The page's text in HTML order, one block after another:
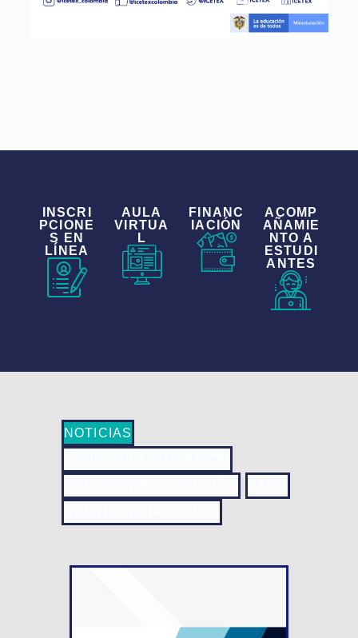
INSCRI
PCIONE
S EN
LÍNEA
AULA
VIRTUA
L
FINANC
IACIÓN
ACOMP
AÑAMIE
NTO A
ESTUDI
ANTES
NOTICIAS